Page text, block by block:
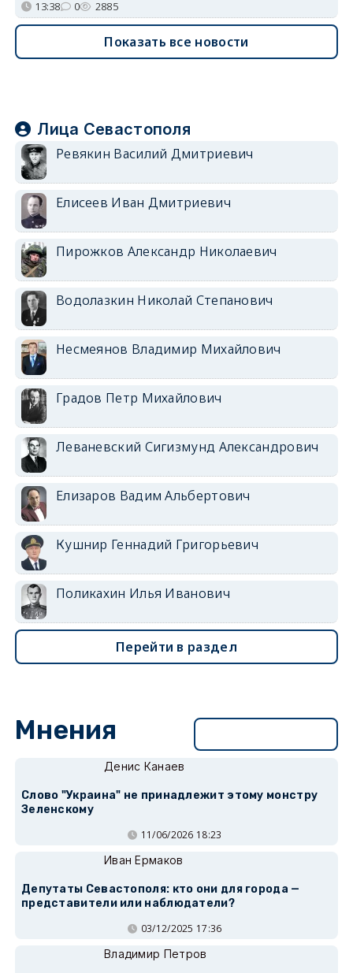
13:38 0 2885
Показать все новости
Лица Севастополя
Ревякин Василий Дмитриевич
Елисеев Иван Дмитриевич
Пирожков Александр Николаевич
Водолазкин Николай Степанович
Несмеянов Владимир Михайлович
Градов Петр Михайлович
Леваневский Сигизмунд Александрович
Елизаров Вадим Альбертович
Кушнир Геннадий Григорьевич
Поликахин Илья Иванович
Перейти в раздел
Мнения
Денис Канаев
Слово "Украина" не принадлежит этому монстру
Зеленскому
11/06/2026 18:23
Иван Ермаков
Депутаты Севастополя: кто они для города —
представители или наблюдатели?
03/12/2025 17:36
Владимир Петров